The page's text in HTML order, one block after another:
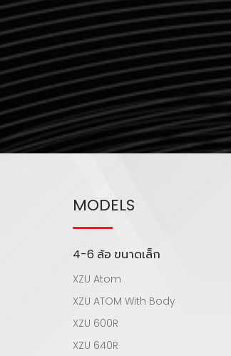
MODELS
4-6 ล้อ ขนาดเล็ก
XZU Atom
XZU ATOM With Body
XZU 600R
XZU 640R